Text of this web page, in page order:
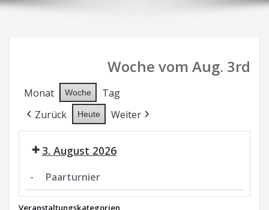
Woche vom Aug. 3rd
Monat Woche
Tag
Zurück
Heute Weiter
3. August 2026
- Paarturnier
Paarturnier
Veranstaltungskategorien